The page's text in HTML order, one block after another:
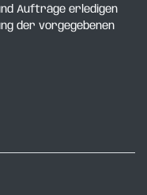
Aufträge erledigen
der vorgegebenen